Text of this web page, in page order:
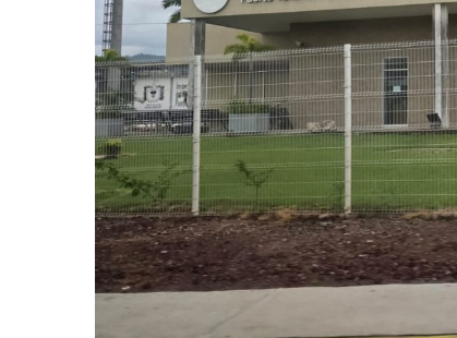
Buscan A Wilber
Melissa Madero Exige
Washington Enfrenta
Avanza Plan Para
Nuevas Concesiones
Mueren Cuatro
Bruno Blancas Lleva
Liberan 180 Crías De
Puerto Vallarta
Ofrecerán Asesoría
Juan Solís E Iris